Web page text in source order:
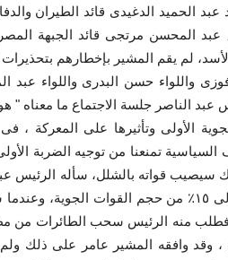
الحميد الدغيدى قائد الطيران
المحسن مرتجى قائد الجبهة
لم يقم المشير بإخطارهم
واللواء حسن البدرى واللواء عبد
عبد الناصر جلسة الاجتماع ما معناه "
الأولى وتأثيرها على المعركة ،
السياسية تمنعنا من توجيه الضربة
سيصيب قواته بالشلل، سأله
١٥ ٪ من حجم القوات الجوية، وعندما
منه الرئيس سحب الطائرات من
، وقد وافقه المشير عامر على ذلك